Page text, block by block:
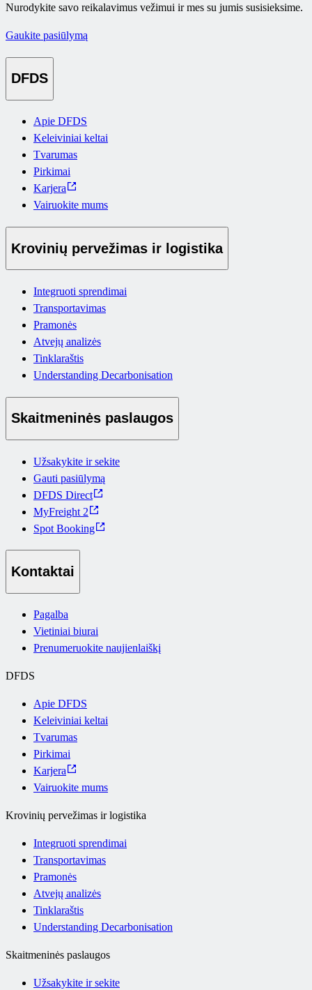
Nurodykite savo reikalavimus vežimui ir mes su jumis susisieksime.
Gaukite pasiūlymą
DFDS
Apie DFDS
Keleiviniai keltai
Tvarumas
Pirkimai
Karjera
Vairuokite mums
Krovinių pervežimas ir logistika
Integruoti sprendimai
Transportavimas
Pramonės
Atvejų analizės
Tinklaraštis
Understanding Decarbonisation
Skaitmeninės paslaugos
Užsakykite ir sekite
Gauti pasiūlymą
DFDS Direct
MyFreight 2
Spot Booking
Kontaktai
Pagalba
Vietiniai biurai
Prenumeruokite naujienlaiškį
DFDS
Apie DFDS
Keleiviniai keltai
Tvarumas
Pirkimai
Karjera
Vairuokite mums
Krovinių pervežimas ir logistika
Integruoti sprendimai
Transportavimas
Pramonės
Atvejų analizės
Tinklaraštis
Understanding Decarbonisation
Skaitmeninės paslaugos
Užsakykite ir sekite